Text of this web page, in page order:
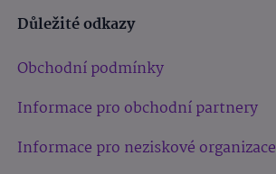
Důležité odkazy
Obchodní podmínky
Informace pro obchodní partnery
Informace pro neziskové organizace